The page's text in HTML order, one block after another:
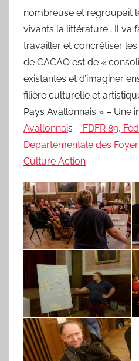
nombreuse et regroupait
vivants la littérature… Il va
travailler et concrétiser
de CACAO est de «
existantes et d’imaginer
filière culturelle et
Pays Avallonnais » – Une
Avallonnais – FDFR 89,
Départementale des
Culture Action